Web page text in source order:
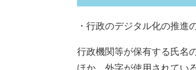
・行政のデジタル化の推進
行政機関等が保有する氏名
ほか、外字が使用されてい